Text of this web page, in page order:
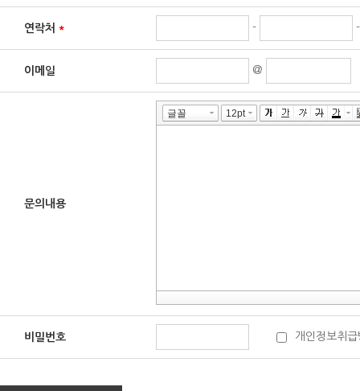
연락처 * -
이메일 @
문의내용
비밀번호 개인정보취